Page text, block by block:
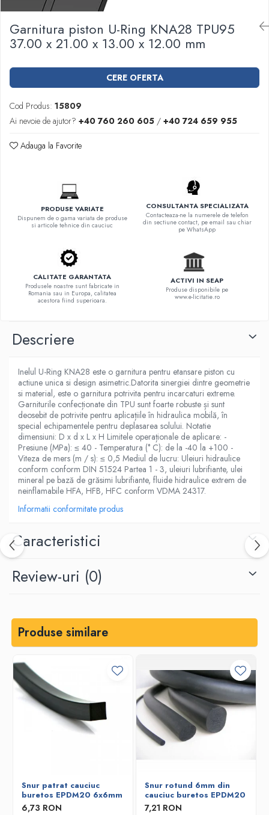
Garnituri racord filetat
Garnituri tip flanse
Pentru etansari cu gauri de trecere a
86071
Pentru flanse plate cu umar (RF) conform
DIN 2690
Garnitura piston U-Ring KNA28 TPU95
37.00 x 21.00 x 13.00 x 12.00 mm
CERE OFERTA
Cod Produs: 15809
Ai nevoie de ajutor? +40 760 260 605 / +40 724 659 955
Adauga la Favorite
PRODUSE VARIATE
Dispunem de o gama variata de produse
si articole tehnice din cauciuc
CONSULTANTA SPECIALIZATA
Contacteaza-ne la numerele de telefon
din sectiune contact, pe email sau chiar
pe WhatsApp
CALITATE GARANTATA
Produsele noastre sunt fabricate in
Romania sau in Europa, calitatea
acestora fiind superioara.
ACTIVI IN SEAP
Produse disponibile pe
www.e-licitatie.ro
Descriere
Inelul U-Ring KNA28 este o garnitura pentru etansare piston cu
actiune unica si design asimetric.Datorita sinergiei dintre geometrie
si material, este o garnitura potrivita pentru incarcaturi extreme.
Garniturile confecționate din TPU sunt foarte robuste și sunt
deosebit de potrivite pentru aplicațiile în hidraulica mobilă, în
special echipamentele pentru deplasarea solului. Notatie
dimensiuni: D x d x L x H Limitele operaționale de aplicare: -
Presiune (MPa): ≤ 40 - Temperatura (° C): de la -40 la +100 -
Viteza de mers (m / s): ≤ 0,5 Mediul de lucru: Uleiuri hidraulice
conform conform DIN 51524 Partea 1 - 3, uleiuri lubrifiante, ulei
mineral pe bază de grăsimi lubrifiante, fluide hidraulice extrem de
neinflamabile HFA, HFB, HFC conform VDMA 24317.
Informatii conformitate produs
Caracteristici
Review-uri (0)
Produse similare
Snur patrat cauciuc
buretos EPDM20 6x6mm
6,73 RON
Snur rotund 6mm din
cauciuc buretos EPDM20
7,21 RON